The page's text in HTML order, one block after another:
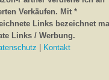
Verkäufen. Mit *
Links bezeichnet
Links / Werbung.
Kontakt